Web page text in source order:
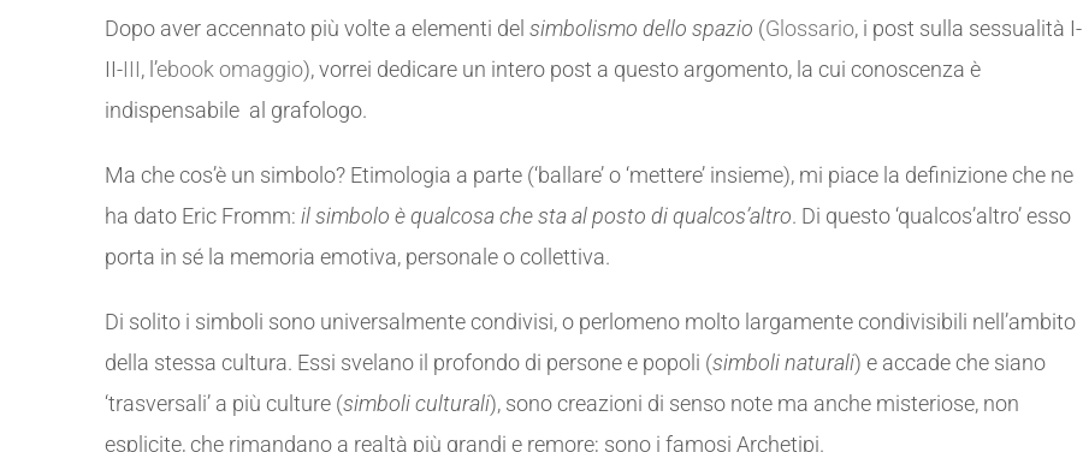
Dopo aver accennato più volte a elementi del simbolismo dello spazio (Glossario, i post sulla sessualità I-
II-III, l’ebook omaggio), vorrei dedicare un intero post a questo argomento, la cui conoscenza è
indispensabile al grafologo.
Ma che cos’è un simbolo? Etimologia a parte (‘ballare’ o ‘mettere’ insieme), mi piace la definizione che ne
ha dato Eric Fromm: il simbolo è qualcosa che sta al posto di qualcos’altro. Di questo ‘qualcos’altro’ esso
porta in sé la memoria emotiva, personale o collettiva.
Di solito i simboli sono universalmente condivisi, o perlomeno molto largamente condivisibili nell’ambito
della stessa cultura. Essi svelano il profondo di persone e popoli (simboli naturali) e accade che siano
‘trasversali’ a più culture (simboli culturali), sono creazioni di senso note ma anche misteriose, non
esplicite, che rimandano a realtà più grandi e remore; sono i famosi Archetipi.